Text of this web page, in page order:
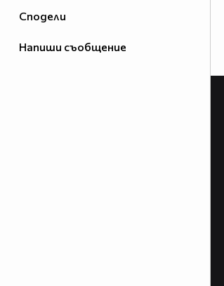
Сподели
Напиши съобщение